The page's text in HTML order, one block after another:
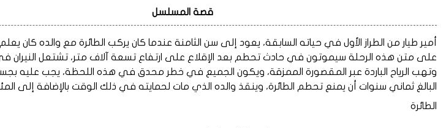
قصة المسلسل
أمير طيار من الطراز الأول في حياته السابقة، يعود إلى سن الثامنة عندما كان يركب الطائرة مع والده كان
على متن هذه الرحلة سيموتون في حادث تحطم بعد الإقلاع على ارتفاع تسعة آلاف متر، تشتعل النيران في
وتهب الرياح الباردة عبر المقصورة الممزقة، ويكون الجميع في خطر محدق في هذه اللحظة، يجب عليه
البالغ ثماني سنوات أن يمنع تحطم الطائرة، وينقذ والده الذي مات لحمايته في ذلك الوقت بالإضافة إلى
الطائرة